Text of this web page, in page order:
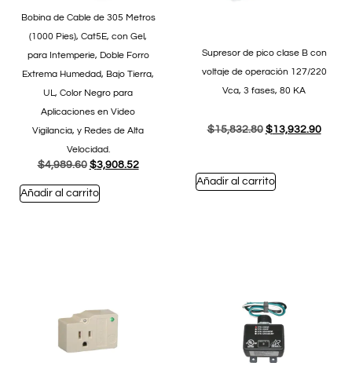
Bobina de Cable de 305 Metros
(1000 Pies), Cat5E, con Gel,
para Intemperie, Doble Forro
Extrema Humedad, Bajo Tierra,
UL, Color Negro para
Aplicaciones en Video
Vigilancia, y Redes de Alta
Velocidad.
$4,989.60 $3,908.52
Añadir al carrito
Supresor de pico clase B con
voltaje de operación 127/220
Vca, 3 fases, 80 KA
$15,832.80 $13,932.90
Añadir al carrito